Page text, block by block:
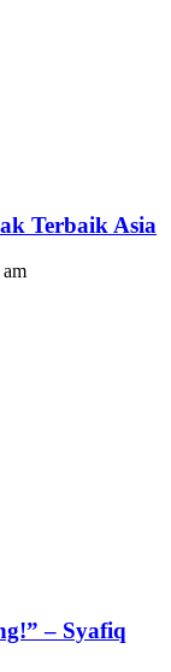
Terbaik Asia
– Syafiq